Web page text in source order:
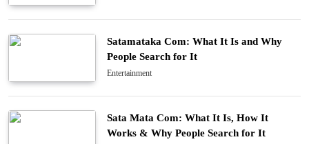
Satamataka Com: What It Is and Why
People Search for It
Entertainment
Sata Mata Com: What It Is, How It
Works & Why People Search for It